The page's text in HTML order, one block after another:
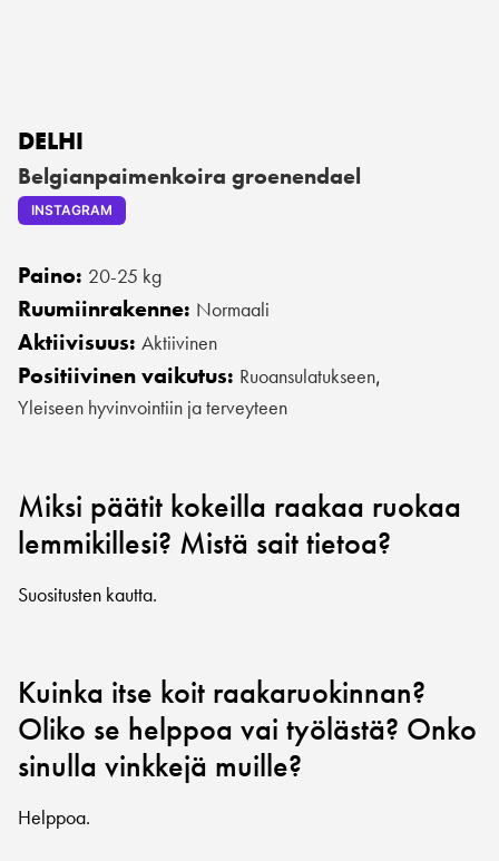
DELHI
Belgianpaimenkoira groenendael
INSTAGRAM
Paino: 20-25 kg
Ruumiinrakenne: Normaali
Aktiivisuus: Aktiivinen
Positiivinen vaikutus: Ruoansulatukseen,
Yleiseen hyvinvointiin ja terveyteen
Miksi päätit kokeilla raakaa ruokaa
lemmikillesi? Mistä sait tietoa?
Suositusten kautta.
Kuinka itse koit raakaruokinnan?
Oliko se helppoa vai työlästä? Onko
sinulla vinkkejä muille?
Helppoa.